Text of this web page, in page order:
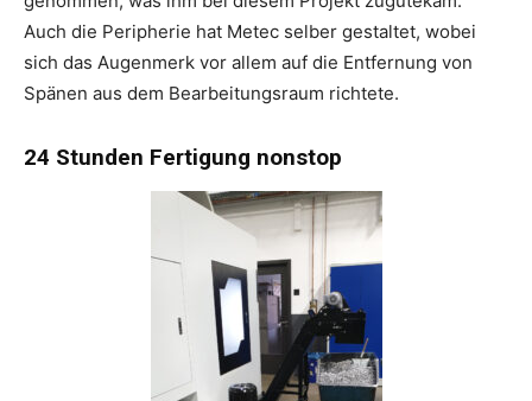
Auch die Peripherie hat Metec selber gestaltet, wobei
sich das Augenmerk vor allem auf die Entfernung von
Spänen aus dem Bearbeitungsraum richtete.
24 Stunden Fertigung nonstop